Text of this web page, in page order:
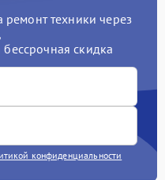
техники через
бессрочная скидка
конфиденциальности